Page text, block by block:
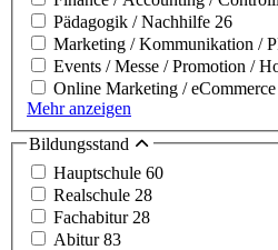
Pädagogik / Nachhilfe 26
Marketing / Kommunikation /
Events / Messe / Promotion /
Online Marketing / eCommerce
Mehr anzeigen
Bildungsstand
Hauptschule 60
Realschule 28
Fachabitur 28
Abitur83